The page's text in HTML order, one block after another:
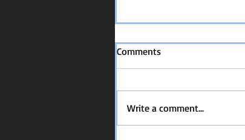
Comments
Write a comment...